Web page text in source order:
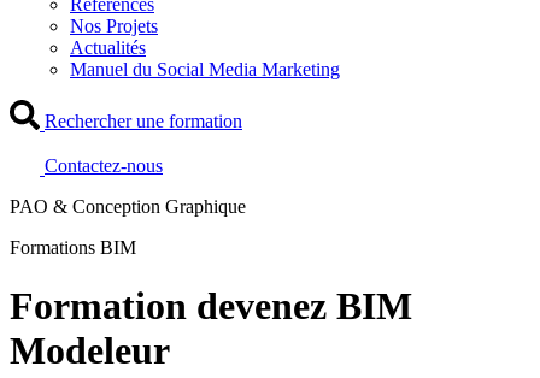
Nos Projets
Actualités
Manuel du Social Media Marketing
Rechercher une formation
Contactez-nous
PAO & Conception Graphique
Formations BIM
Formation devenez BIM
Modeleur